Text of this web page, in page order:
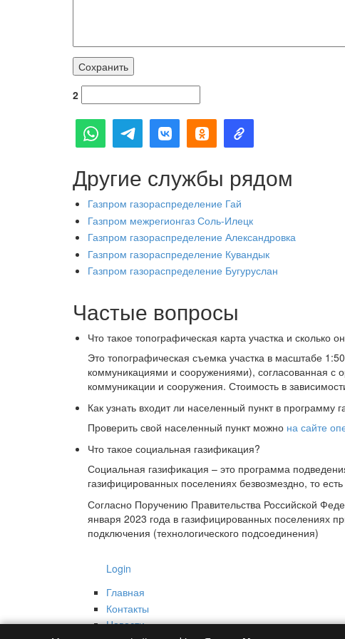
2
Другие службы рядом
Газпром газораспределение Гай
Газпром межрегионгаз Соль-Илецк
Газпром газораспределение Александровка
Газпром газораспределение Кувандык
Газпром газораспределение Бугуруслан
Частые вопросы
Что такое топографическая карта участка и сколько
Это топографическая съемка участка в масштабе
коммуникациями и сооружениями), согласованная с
коммуникации и сооружения. Стоимость в
Как узнать входит ли населенный пункт в программу
Проверить свой населенный пункт можно на сайте
Что такое социальная газификация?
Социальная газификация – это программа
газифицированных поселениях безвозмездно, то
Согласно Поручению Правительства Российской
января 2023 года в газифицированных поселениях
подключения (технологического подсоединения)
Login
Главная
Контакты
Новости